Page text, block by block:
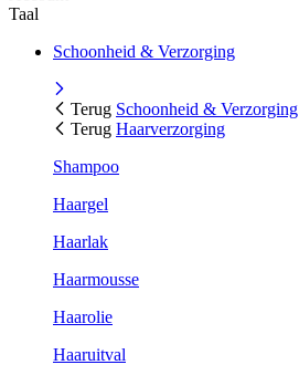
Taal
Schoonheid & Verzorging
Terug Schoonheid & Verzorging
Terug Haarverzorging
Shampoo
Haargel
Haarlak
Haarmousse
Haarolie
Haaruitval